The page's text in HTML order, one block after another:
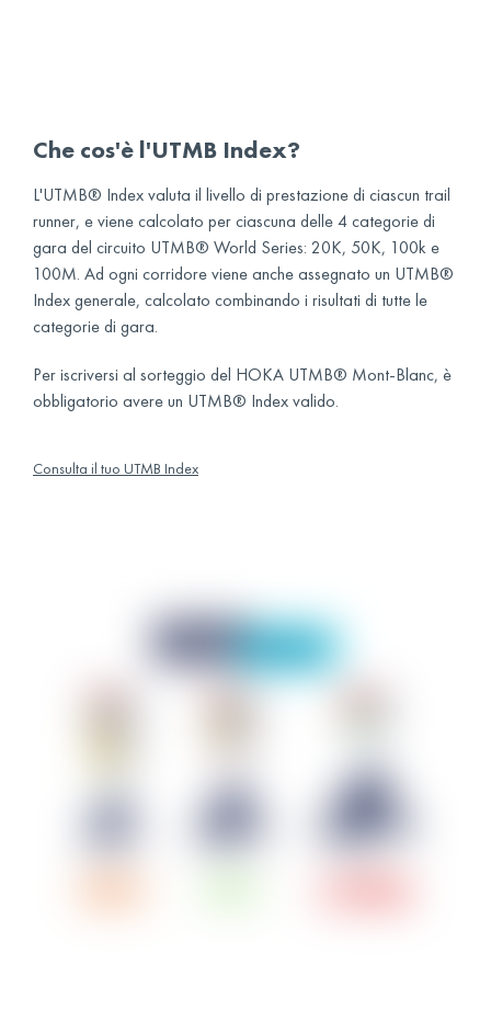
Che cos'è l'UTMB Index?
L'UTMB® Index valuta il livello di prestazione di ciascun trail
runner, e viene calcolato per ciascuna delle 4 categorie di
gara del circuito UTMB® World Series: 20K, 50K, 100k e
100M. Ad ogni corridore viene anche assegnato un UTMB®
Index generale, calcolato combinando i risultati di tutte le
categorie di gara.
Per iscriversi al sorteggio del HOKA UTMB® Mont-Blanc, è
obbligatorio avere un UTMB® Index valido.
Consulta il tuo UTMB Index